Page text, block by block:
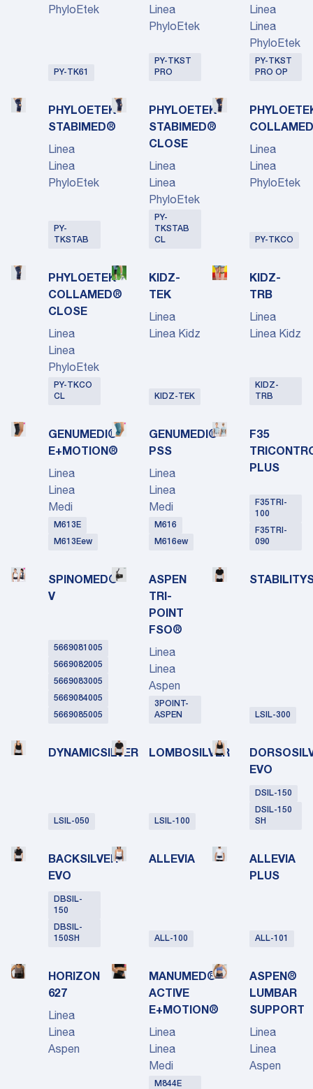
PhyloEtek
PY-TK61
Linea
PhyloEtek
PY-TKST
PRO
Linea
Linea
PhyloEtek
PY-TKST
PRO OP
PHYLOETEK
STABIMED®
Linea
Linea
PhyloEtek
PY-
TKSTAB
PHYLOETEK
STABIMED®
CLOSE
Linea
Linea
PhyloEtek
PY-
TKSTAB
CL
Linea
Linea
PhyloEtek
PY-TKCO
PHYLOETEK
COLLAMED®
CLOSE
Linea
Linea
PhyloEtek
PY-TKCO
CL
KIDZ-
TEK
Linea
Linea Kidz
KIDZ-TEK
KIDZ-
TRB
Linea
Linea Kidz
KIDZ-
TRB
GENUMEDI®
E+MOTION®
Linea
Linea
Medi
M613E
M613Eew
GENUMEDI®
PSS
Linea
Linea
Medi
M616
M616ew
F35
PLUS
F35TRI-
100
F35TRI-
090
SPINOMED®
V
5669081005
5669082005
5669083005
5669084005
5669085005
ASPEN
TRI-
POINT
FSO®
Linea
Linea
Aspen
3POINT-
ASPEN
LSIL-300
DYNAMICSILVER
LSIL-050
LOMBOSILVER
LSIL-100
EVO
DSIL-150
DSIL-150
SH
BACKSILVER
EVO
DBSIL-
150
DBSIL-
150SH
ALLEVIA
ALL-100
ALLEVIA
PLUS
ALL-101
HORIZON
627
Linea
Linea
Aspen
MANUMED®
ACTIVE
E+MOTION®
Linea
Linea
Medi
M844E
ASPEN®
LUMBAR
SUPPORT
Linea
Linea
Aspen